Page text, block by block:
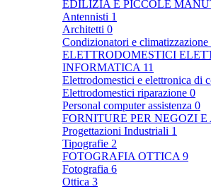
EDILIZIA E PICCOLE
Antennisti 1
Architetti 0
Condizionatori e climatizzazione
ELETTRODOMESTICI
INFORMATICA 11
Elettrodomestici e elettronica di
Elettrodomestici riparazione 0
Personal computer assistenza 0
FORNITURE PER NEGOZI
Progettazioni Industriali 1
Tipografie 2
FOTOGRAFIA OTTICA 9
Fotografia 6
Ottica 3